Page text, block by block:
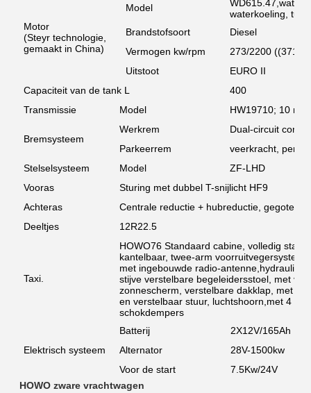
Motor
(Steyr technologie,
gemaakt in China)
Model
waterkoeling,
Brandstofsoort
Diesel
Vermogen kw/rpm
273/2200 ((371
Uitstoot
EURO II
Capaciteit van de tank L
400
Transmissie
Model HW19710; 10
Bremsysteem
Werkrem
Dual-circuit
Parkeerrem
veerkracht,
Stelselsysteem
Model
ZF-LHD
Vooras
Sturing met dubbel T-snijlicht HF9
Achteras
Centrale reductie + hubreductie, gegoten
Deeltjes
12R22.5
Taxi.
HOWO76 Standaard cabine, volledig
kantelbaar, twee-arm
met ingebouwde radio-
stijve verstelbare begeleidersstoel, met
zonnescherm, verstelbare dakklap, met
en verstelbaar stuur, luchtshoorn,met 4
schokdempers
Elektrisch systeem
Batterij
2X12V/165Ah
Alternator
28V-1500kw
Voor de start
7.5Kw/24V
HOWO zware vrachtwagen